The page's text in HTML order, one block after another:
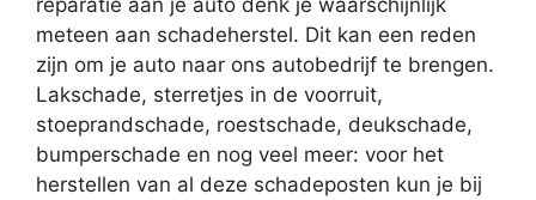
meteen aan schadeherstel. Dit kan een reden
zijn om je auto naar ons autobedrijf te brengen.
Lakschade, sterretjes in de voorruit,
stoeprandschade, roestschade, deukschade,
bumperschade en nog veel meer: voor het
herstellen van al deze schadeposten kun je bij